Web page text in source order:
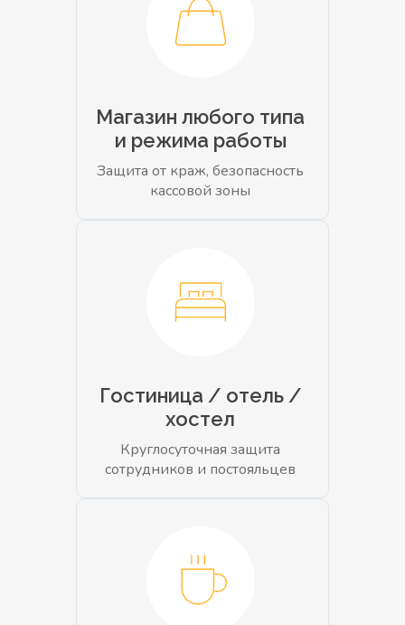
Магазин любого типа
и режима работы
Защита от краж, безопасность
кассовой зоны
Гостиница / отель /
хостел
Круглосуточная защита
сотрудников и постояльцев